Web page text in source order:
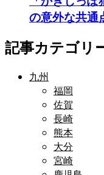
の意外な共通
記事カテゴリ
九州
福岡
佐賀
長崎
熊本
大分
宮崎